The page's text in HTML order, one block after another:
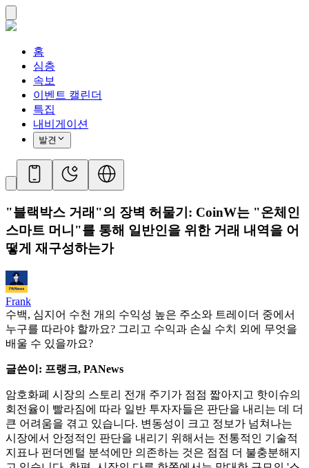
홈
심층
속보
이벤트 캘린더
특집
내비게이션
발견
"블랙박스 거래"의 장벽 허물기: CoinW는 "온체인
스마트 머니"를 통해 일반인을 위한 거래 내역을 어
떻게 재구성하는가
Frank
수백, 심지어 수천 개의 수익성 높은 주소와 트레이더 중에서
누구를 따라야 할까요? 그리고 수익과 손실 수치 외에 무엇을
배울 수 있을까요?
글쓴이: 프랭크, PANews
암호화폐 시장의 스토리 전개 주기가 점점 짧아지고 핫이슈의
회전율이 빨라짐에 따라 일반 투자자들은 판단을 내리는 데 더
큰 어려움을 겪고 있습니다. 변동성이 크고 정보가 넘쳐나는
시장에서 안정적인 판단을 내리기 위해서는 전통적인 기술적
지표나 펀더멘털 분석에만 의존하는 것은 점점 더 불충분해지